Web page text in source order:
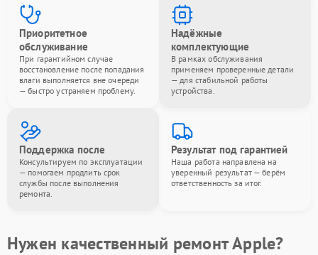
Приоритетное
обслуживание
При гарантийном случае
восстановление после попадания
влаги выполняется вне очереди
— быстро устраняем проблему.
Надёжные
комплектующие
В рамках обслуживания
применяем проверенные детали
— для стабильной работы
устройства.
Поддержка после
Консультируем по эксплуатации
— помогаем продлить срок
службы после выполнения
ремонта.
Результат под гарантией
Наша работа направлена на
уверенный результат — берём
ответственность за итог.
Нужен качественный ремонт Apple?